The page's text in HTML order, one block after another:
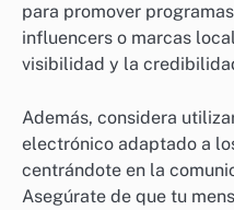
para promover
influencers o marcas
visibilidad y la
Además, considera
electrónico adaptado a
centrándote en la
Asegúrate de que tu